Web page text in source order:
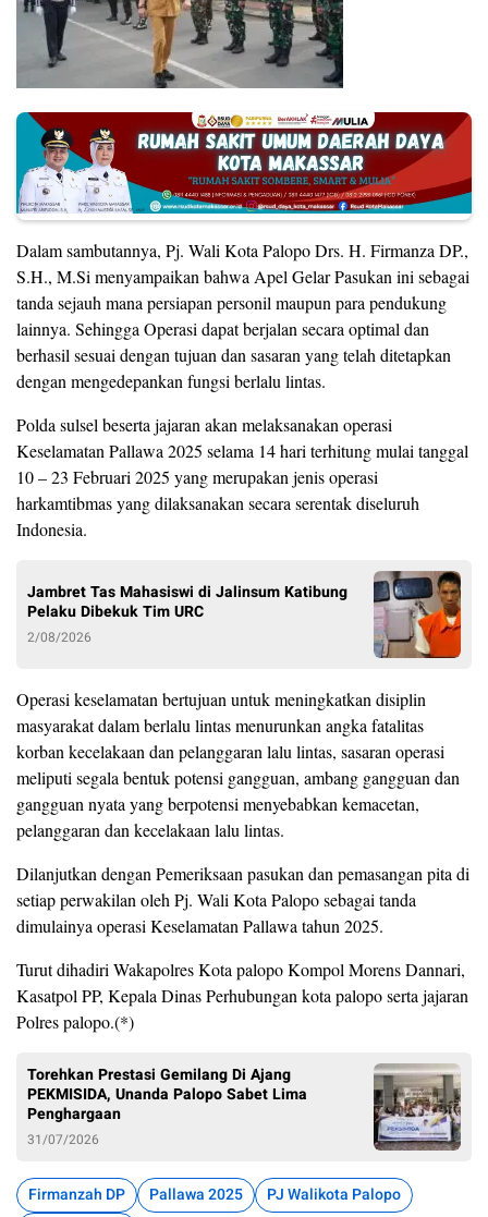
Dalam sambutannya, Pj. Wali Kota Palopo Drs. H. Firmanza DP.,
S.H., M.Si menyampaikan bahwa Apel Gelar Pasukan ini sebagai
tanda sejauh mana persiapan personil maupun para pendukung
lainnya. Sehingga Operasi dapat berjalan secara optimal dan
berhasil sesuai dengan tujuan dan sasaran yang telah ditetapkan
dengan mengedepankan fungsi berlalu lintas.
Polda sulsel beserta jajaran akan melaksanakan operasi
Keselamatan Pallawa 2025 selama 14 hari terhitung mulai tanggal
10 – 23 Februari 2025 yang merupakan jenis operasi
harkamtibmas yang dilaksanakan secara serentak diseluruh
Indonesia.
Jambret Tas Mahasiswi di Jalinsum Katibung
Pelaku Dibekuk Tim URC
2/08/2026
Operasi keselamatan bertujuan untuk meningkatkan disiplin
masyarakat dalam berlalu lintas menurunkan angka fatalitas
korban kecelakaan dan pelanggaran lalu lintas, sasaran operasi
meliputi segala bentuk potensi gangguan, ambang gangguan dan
gangguan nyata yang berpotensi menyebabkan kemacetan,
pelanggaran dan kecelakaan lalu lintas.
Dilanjutkan dengan Pemeriksaan pasukan dan pemasangan pita di
setiap perwakilan oleh Pj. Wali Kota Palopo sebagai tanda
dimulainya operasi Keselamatan Pallawa tahun 2025.
Turut dihadiri Wakapolres Kota palopo Kompol Morens Dannari,
Kasatpol PP, Kepala Dinas Perhubungan kota palopo serta jajaran
Polres palopo.(*)
Torehkan Prestasi Gemilang Di Ajang
PEKMISIDA, Unanda Palopo Sabet Lima
Penghargaan
31/07/2026
Firmanzah DP Pallawa 2025
PJ Walikota Palopo